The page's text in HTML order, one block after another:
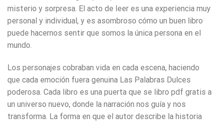
misterio y sorpresa. El acto de leer es una experiencia muy
personal y individual, y es asombroso cómo un buen libro
puede hacernos sentir que somos la única persona en el
mundo.
Los personajes cobraban vida en cada escena, haciendo
que cada emoción fuera genuina Las Palabras Dulces
poderosa. Cada libro es una puerta que se libro pdf gratis a
un universo nuevo, donde la narración nos guía y nos
transforma. La forma en que el autor describe la historia